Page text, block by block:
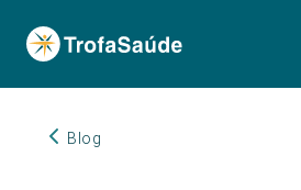
Blog